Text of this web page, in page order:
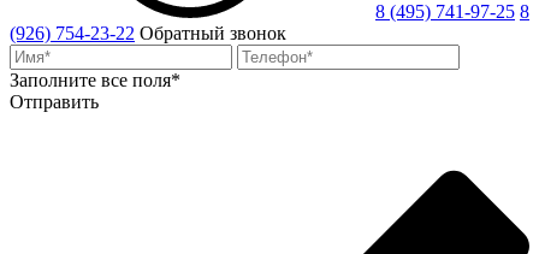
8 (495) 741-97-25 8
(926) 754-23-22 Обратный звонок
Заполните все поля*
Отправить